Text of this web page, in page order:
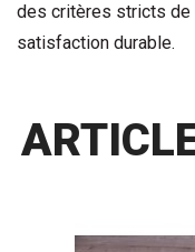
des critères stricts de
satisfaction durable.